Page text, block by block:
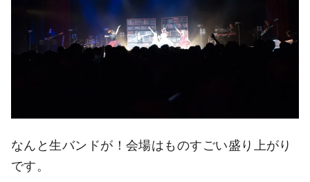
なんと生バンドが！会場はものすごい盛り上がり
です。